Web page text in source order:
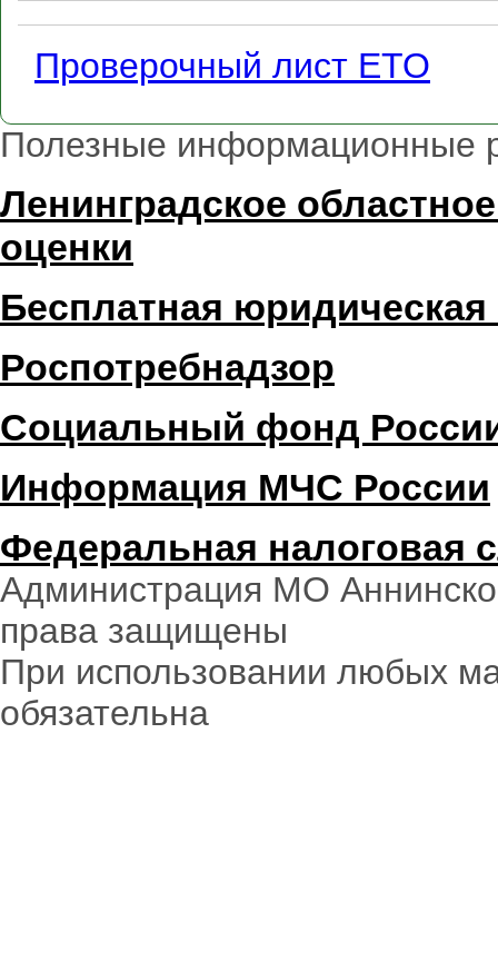
Проверочный лист ЕТО
Полезные информационные
Ленинградское
оценки
Бесплатная
Роспотребнадзор
Социальный фонд
Информация МЧС России
Федеральная налоговая
Администрация МО
права защищены
При использовании любых
обязательна